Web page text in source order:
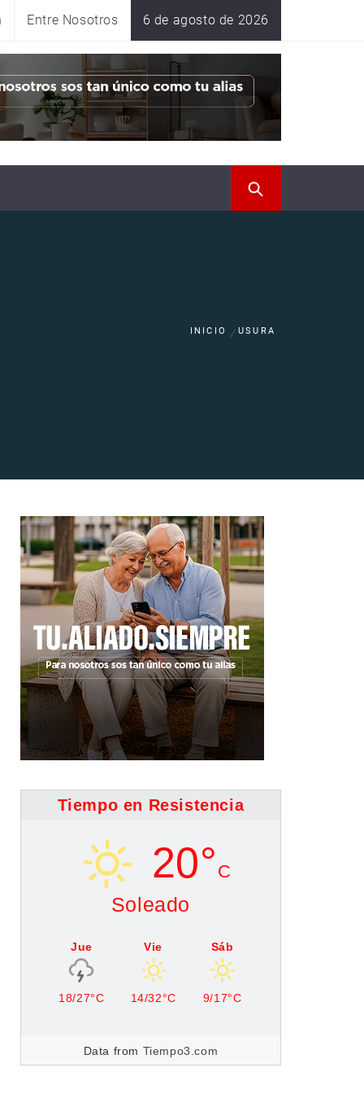
Entre Nosotros 6 de agosto de 2026
INICIO USURA
Tiempo en Resistencia
20° C
Soleado
Jue
18/27°C
Vie
14/32°C
Sáb
9/17°C
Data from Tiempo3.com